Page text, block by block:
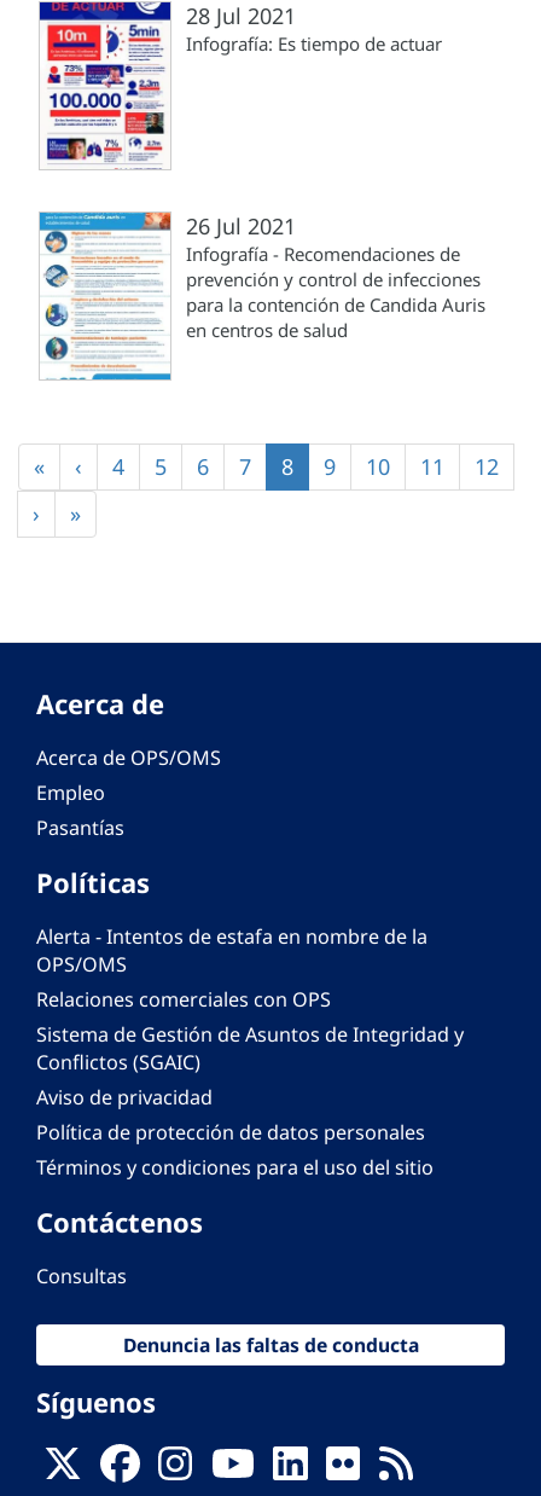
28 Jul 2021
Infografía: Es tiempo de actuar
26 Jul 2021
Infografía - Recomendaciones de
prevención y control de infecciones
para la contención de Candida Auris
en centros de salud
Primera
página
«
Página
anterior
‹ Página
4 Página
5 Página
6 Página
7
Página
actual
8 Página
9 Página
10 Página
11
12
Siguiente
página
›
Última
página
»
Acerca de
Acerca de OPS/OMS
Empleo
Pasantías
Políticas
Alerta - Intentos de estafa en nombre de la
OPS/OMS
Relaciones comerciales con OPS
Sistema de Gestión de Asuntos de Integridad y
Conflictos (SGAIC)
Aviso de privacidad
Política de protección de datos personales
Términos y condiciones para el uso del sitio
Contáctenos
Consultas
Denuncia las faltas de conducta
Síguenos